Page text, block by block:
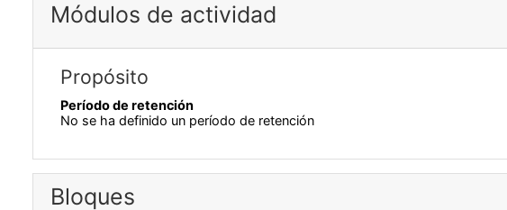
Módulos de actividad
Propósito
Período de retención
No se ha definido un período de retención
Bloques